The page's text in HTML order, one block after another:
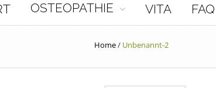
OSTEOPATHIE VITA FAQ
Home/ Unbenannt-2